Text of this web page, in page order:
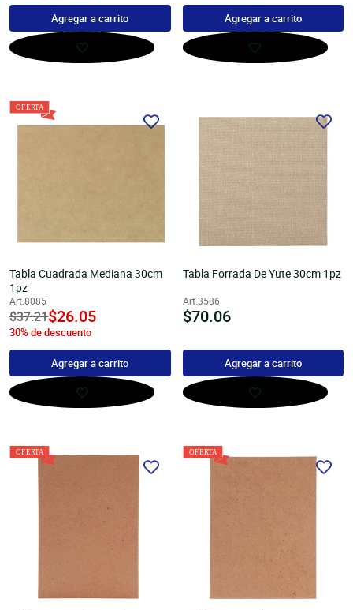
Agregar a carrito Agregar a carrito
Tabla Cuadrada Mediana 30cm
1pz
Art.8085
Precio
habitual
$37.21undefined
$26.05
30% de descuento
Agregar a carrito
Tabla Forrada De Yute 30cm 1pz
Art.3586
Precio
$70.06
Agregar a carrito